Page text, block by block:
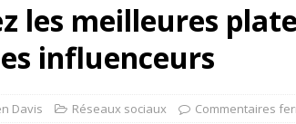
les meilleures
influenceurs
Davis Réseaux sociaux Commentaires